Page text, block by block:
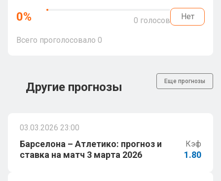
0% 0 голосов Нет
Всего проголосовало 0
Другие прогнозы Еще прогнозы
03.03.2026 23:00
Барселона – Атлетико: прогноз и
ставка на матч 3 марта 2026
Кэф
1.80